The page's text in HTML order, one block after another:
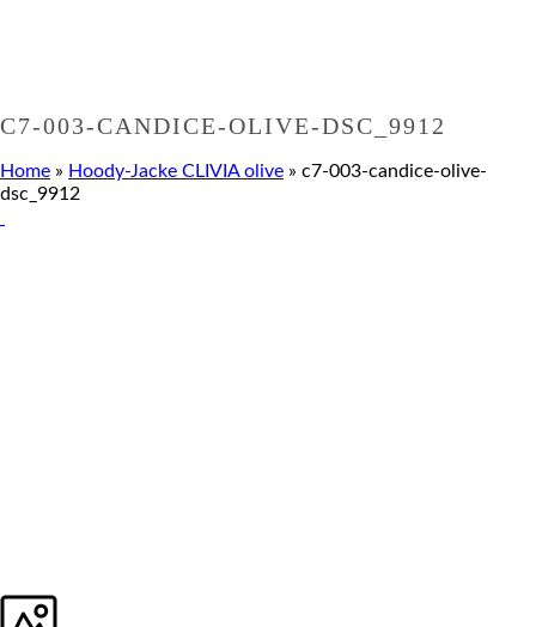
C7-003-CANDICE-OLIVE-DSC_9912
Home » Hoody-Jacke CLIVIA olive » c7-003-candice-olive-
dsc_9912